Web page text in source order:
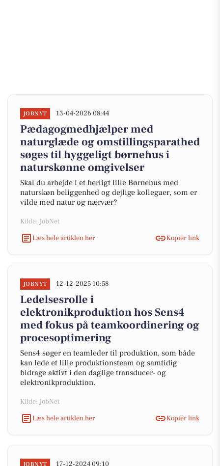
JOBNYT 13-04-2026 08:44
Pædagogmedhjælper med
naturglæde og omstillingsparathed
søges til hyggeligt børnehus i
naturskønne omgivelser
Skal du arbejde i et herligt lille Børnehus med
naturskøn beliggenhed og dejlige kollegaer, som er
vilde med natur og nærvær?
Kilde: JobNet
Læs hele artiklen her
Kopiér link
JOBNYT 12-12-2025 10:58
Ledelsesrolle i
elektronikproduktion hos Sens4
med fokus på teamkoordinering og
procesoptimering
Sens4 søger en teamleder til produktion, som både
kan lede et lille produktionsteam og samtidig
bidrage aktivt i den daglige transducer- og
elektronikproduktion.
Kilde: JobNet
Læs hele artiklen her
Kopiér link
JOBNYT 17-12-2024 09:10